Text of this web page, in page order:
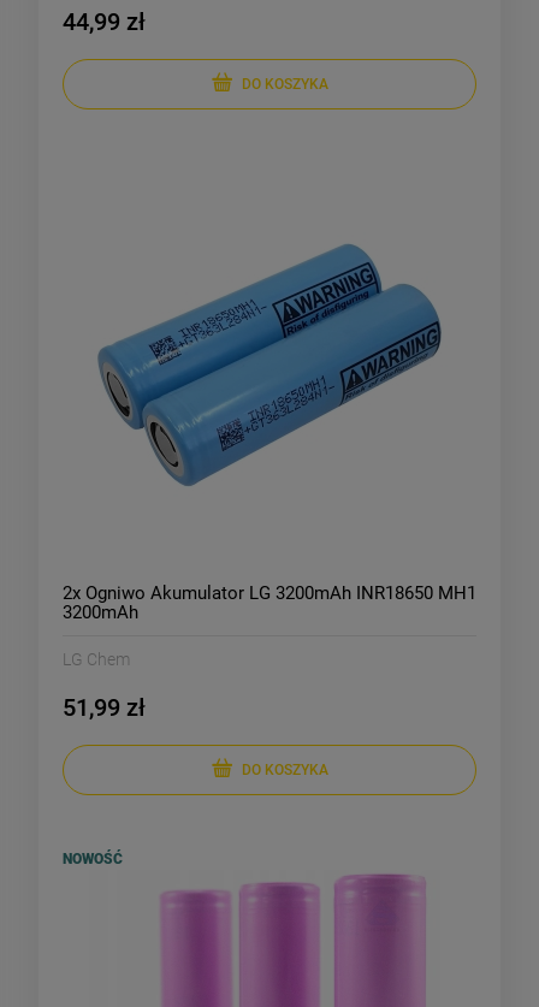
44,99 zł
DO KOSZYKA
2x Ogniwo Akumulator LG 3200mAh INR18650 MH1
3200mAh
LG Chem
51,99 zł
DO KOSZYKA
NOWOŚĆ